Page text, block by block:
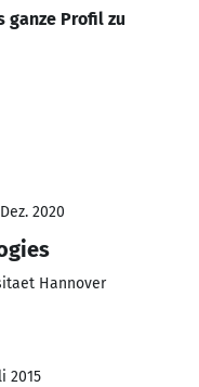
ganze Profil zu
2020
Hannover
2015